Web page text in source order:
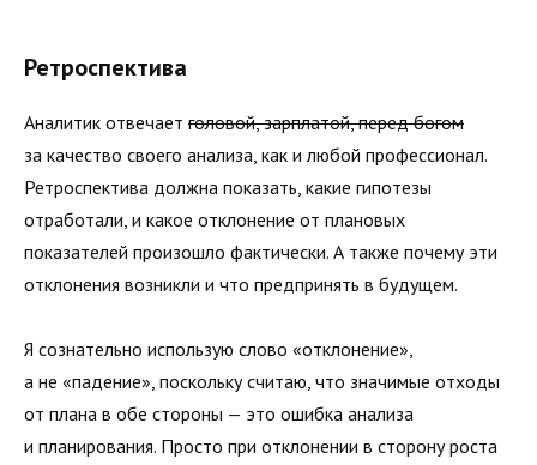
Ретроспектива
Аналитик отвечает головой, зарплатой, перед богом
за качество своего анализа, как и любой профессионал.
Ретроспектива должна показать, какие гипотезы
отработали, и какое отклонение от плановых
показателей произошло фактически. А также почему эти
отклонения возникли и что предпринять в будущем.
Я сознательно использую слово «отклонение»,
а не «падение», поскольку считаю, что значимые отходы
от плана в обе стороны — это ошибка анализа
и планирования. Просто при отклонении в сторону роста